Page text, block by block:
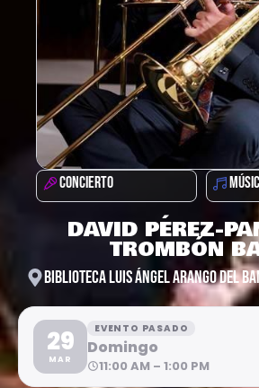
CONCIERTO
DAVID PÉREZ-
TROMBÓN
BIBLIOTECA LUIS ÁNGEL ARANGO DEL
29
MAR
EVENTO PASADO
Domingo
11:00 AM – 1:00 PM